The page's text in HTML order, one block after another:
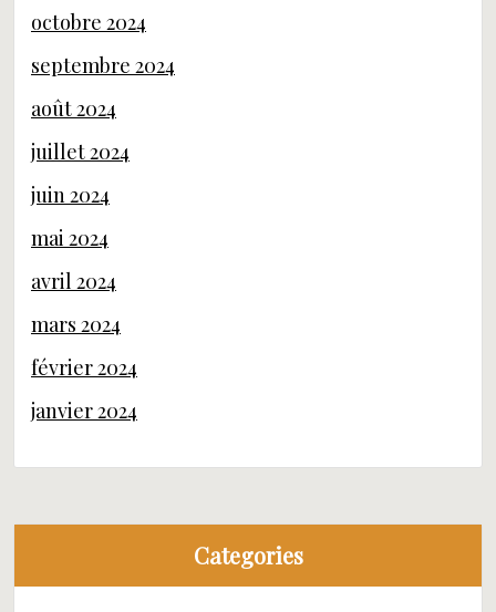
octobre 2024
septembre 2024
août 2024
juillet 2024
juin 2024
mai 2024
avril 2024
mars 2024
février 2024
janvier 2024
Categories